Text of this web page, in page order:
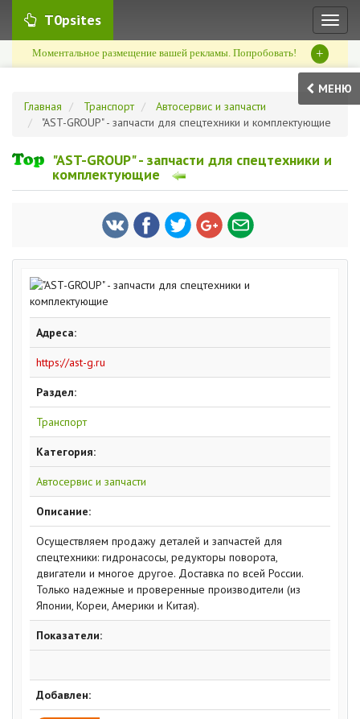
T0psites
Моментальное размещение вашей рекламы. Попробовать! +
МЕНЮ
Главная
Транспорт
Автосервис и запчасти
"AST-GROUP" - запчасти для спецтехники и комплектующие
"AST-GROUP" - запчасти для спецтехники и
комплектующие
Адреса:
https://ast-g.ru
Раздел:
Транспорт
Категория:
Автосервис и запчасти
Описание:
Осуществляем продажу деталей и запчастей для
спецтехники: гидронасосы, редукторы поворота,
двигатели и многое другое. Доставка по всей России.
Только надежные и проверенные производители (из
Японии, Кореи, Америки и Китая).
Показатели:
Добавлен: